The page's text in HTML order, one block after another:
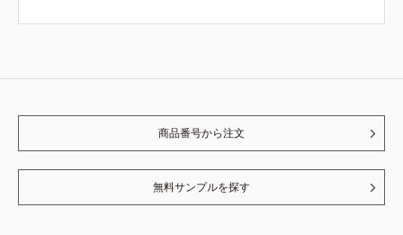
商品番号から注文
無料サンプルを探す